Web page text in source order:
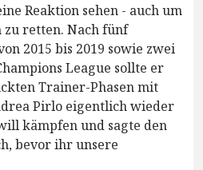
Reaktion sehen - auch um
retten. Nach fünf
2015 bis 2019 sowie zwei
League sollte er
Trainer-Phasen mit
Pirlo eigentlich wieder
kämpfen und sagte den
bevor ihr unsere